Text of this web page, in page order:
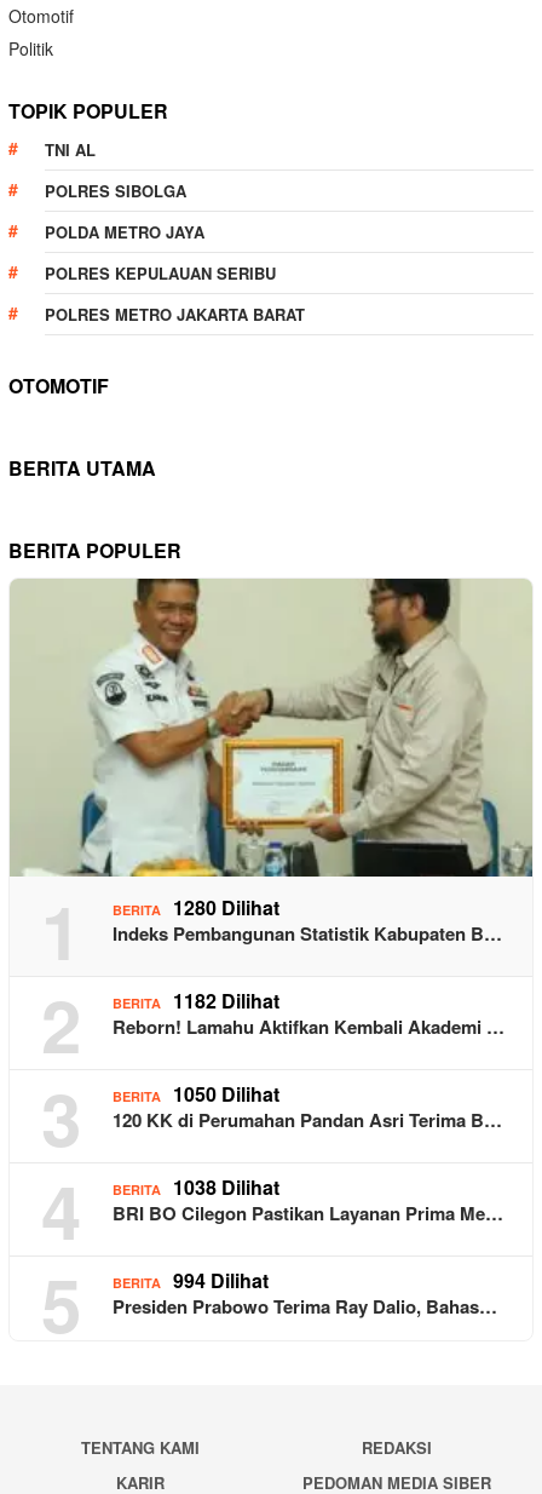
Otomotif
Politik
TOPIK POPULER
TNI AL
POLRES SIBOLGA
POLDA METRO JAYA
POLRES KEPULAUAN SERIBU
POLRES METRO JAKARTA BARAT
OTOMOTIF
BERITA UTAMA
BERITA POPULER
1 BERITA 1280 Dilihat
Indeks Pembangunan Statistik Kabupaten B…
2 BERITA 1182 Dilihat
Reborn! Lamahu Aktifkan Kembali Akademi …
3 BERITA 1050 Dilihat
120 KK di Perumahan Pandan Asri Terima B…
4 BERITA 1038 Dilihat
BRI BO Cilegon Pastikan Layanan Prima Me…
5 BERITA 994 Dilihat
Presiden Prabowo Terima Ray Dalio, Bahas…
TENTANG KAMI
REDAKSI
KARIR
PEDOMAN MEDIA SIBER